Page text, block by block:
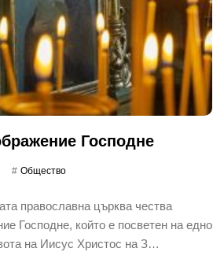
Господне
Общество
православна църква чества
Господне, който е посветен на едно
на Иисус Христос на З…